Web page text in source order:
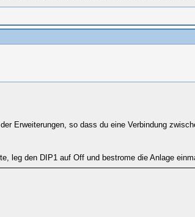
Erweiterungen, so dass du eine Verbindung
den DIP1 auf Off und bestrome die Anlage